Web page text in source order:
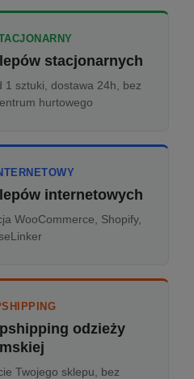
stacjonarnych
1 sztuki, dostawa 24h, bez
hurtowego
internetowych
WooCommerce, Shopify,
odzieży
Twojego sklepu, bez